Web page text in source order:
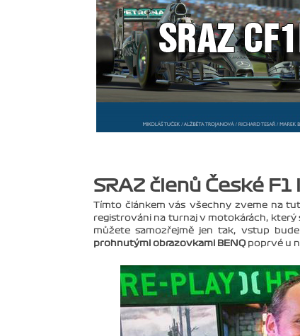
SRAZ členů České F1
Tímto článkem vás všechny zveme na
registrováni na turnaj v motokárách, který
můžete samozřejmě jen tak, vstup
prohnutými obrazovkami BENQpoprvé u